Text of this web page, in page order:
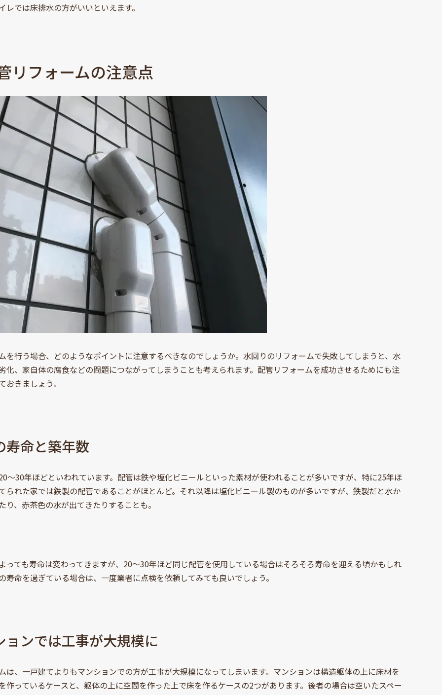
レでは床排水の方がいいといえます。
フォームの注意点
を行う場合、どのようなポイントに注意するべきなのでしょうか。水回りのリフォームで失敗してしまうと、水
化、家自体の腐食などの問題につながってしまうことも考えられます。配管リフォームを成功させるためにも注
おきましょう。
寿命と築年数
〜30年ほどといわれています。配管は鉄や塩化ビニールといった素材が使われることが多いですが、特に25年ほ
られた家では鉄製の配管であることがほとんど。それ以降は塩化ビニール製のものが多いですが、鉄製だと水か
り、赤茶色の水が出てきたりすることも。
っても寿命は変わってきますが、20〜30年ほど同じ配管を使用している場合はそろそろ寿命を迎える頃かもしれ
寿命を過ぎている場合は、一度業者に点検を依頼してみても良いでしょう。
ョンでは工事が大規模に
は、一戸建てよりもマンションでの方が工事が大規模になってしまいます。マンションは構造躯体の上に床材を
作っているケースと、躯体の上に空間を作った上で床を作るケースの2つがあります。後者の場合は空いたスペー